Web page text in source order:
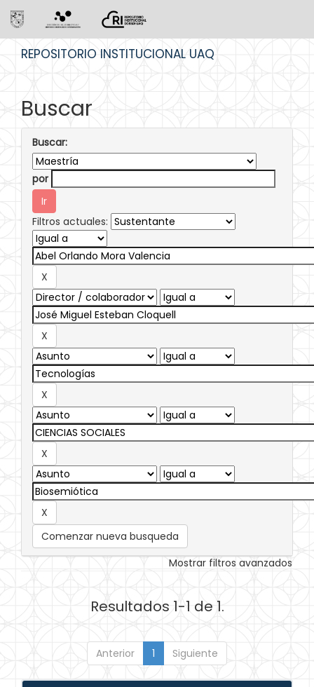
REPOSITORIO INSTITUCIONAL UAQ
Buscar
Buscar:
por
Filtros actuales:
Comenzar nueva busqueda
Mostrar filtros avanzados
Resultados 1-1 de 1.
Anterior 1 Siguiente